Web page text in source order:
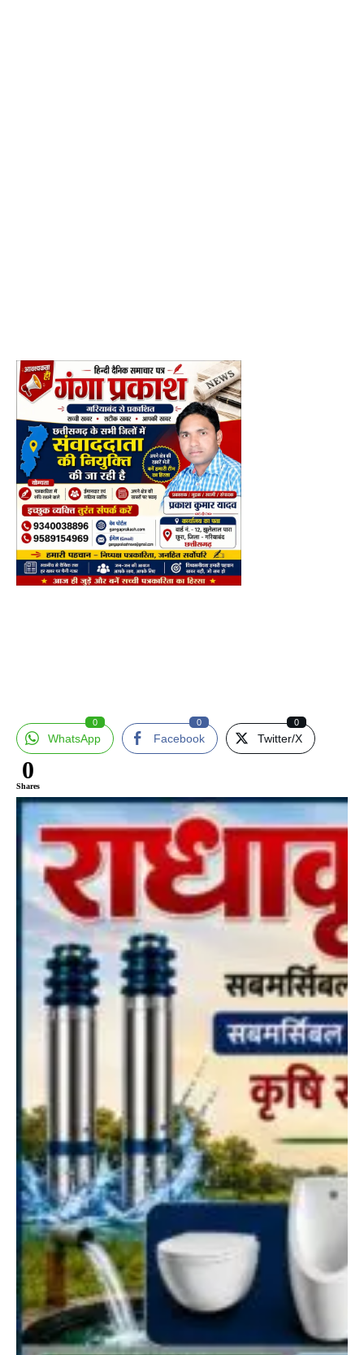
WhatsApp
0
Facebook
0
Twitter/X
0
0
Shares